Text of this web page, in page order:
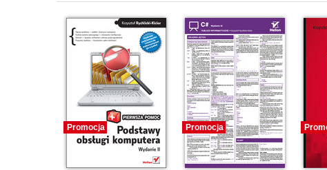
Promocja Promocja